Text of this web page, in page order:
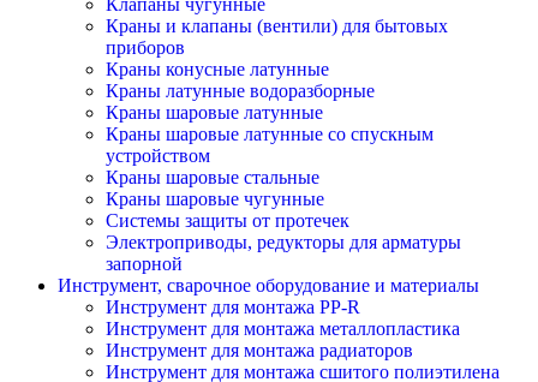
Клапаны чугунные
Краны и клапаны (вентили) для бытовых
приборов
Краны конусные латунные
Краны латунные водоразборные
Краны шаровые латунные
Краны шаровые латунные со спускным
устройством
Краны шаровые стальные
Краны шаровые чугунные
Системы защиты от протечек
Электроприводы, редукторы для арматуры
запорной
Инструмент, сварочное оборудование и материалы
Инструмент для монтажа PP-R
Инструмент для монтажа металлопластика
Инструмент для монтажа радиаторов
Инструмент для монтажа сшитого полиэтилена